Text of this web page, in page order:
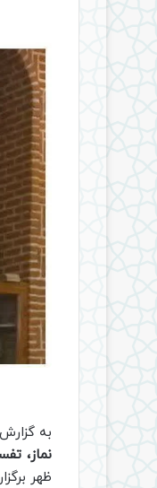
به
نماز،
ظهر